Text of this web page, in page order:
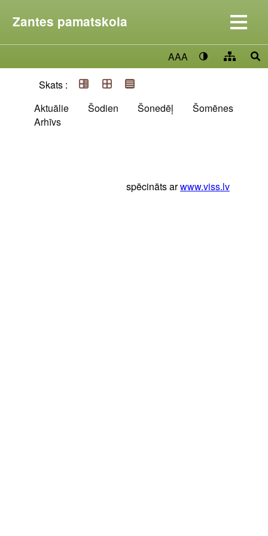
Zantes pamatskola
AAA
Skats :
Aktuālie
Šodien Šonedēļ
Šomēnes
Arhīvs
spēcināts arwww.viss.lv